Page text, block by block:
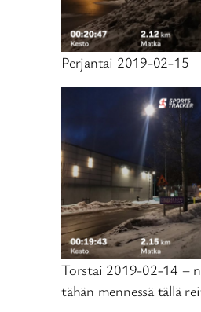
Perjantai 2019-02-15
Torstai 2019-02-14 –
tähän mennessä tällä